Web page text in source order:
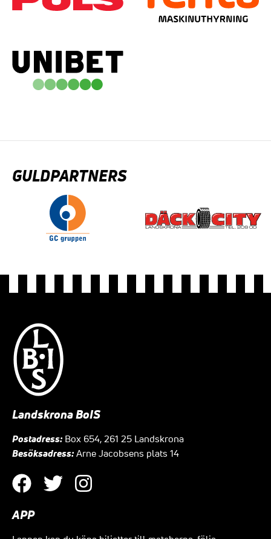
GULDPARTNERS
Landskrona BoIS
Postadress: Box 654, 261 25 Landskrona
Besöksadress: Arne Jacobsens plats 14
APP